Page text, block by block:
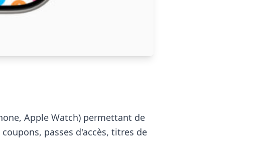
Apple Watch) permettant de
passes d'accès, titres de